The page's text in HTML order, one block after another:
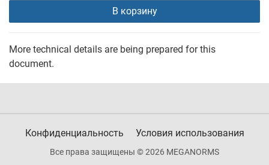
В корзину
More technical details are being prepared for this
document.
Конфиденциальность Условия использования
Все права защищены © 2026 MEGANORMS